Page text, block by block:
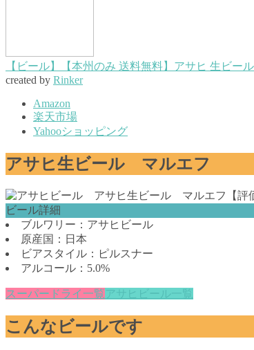
【ビール】【本州のみ 送料無料】アサヒ 生ビー
created by Rinker
Amazon
楽天市場
Yahooショッピング
アサヒ生ビール マルエフ
ビール詳細
ブルワリー：アサヒビール
原産国：日本
ビアスタイル：ピルスナー
アルコール：5.0%
スーパードライ一覧 アサヒビール一覧
こんなビールです